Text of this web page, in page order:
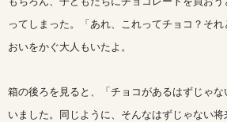
ってしまった。「あれ、これってチョコ？そ
おいをかぐ大人もいたよ。
箱の後ろを見ると、「チョコがあるはずじゃな
いました。同じように、そんなはずじゃない